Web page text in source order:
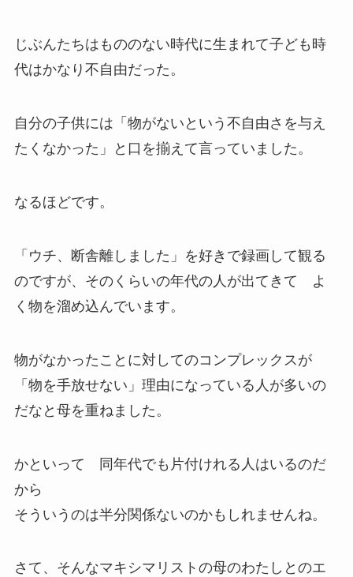
じぶんたちはもののない時代に生まれて子ども時
代はかなり不自由だった。
自分の子供には「物がないという不自由さを与え
たくなかった」と口を揃えて言っていました。
なるほどです。
「ウチ、断舎離しました」を好きで録画して観る
のですが、そのくらいの年代の人が出てきて よ
く物を溜め込んでいます。
物がなかったことに対してのコンプレックスが
「物を手放せない」理由になっている人が多いの
だなと母を重ねました。
かといって 同年代でも片付けれる人はいるのだ
から
そういうのは半分関係ないのかもしれませんね。
さて、そんなマキシマリストの母のわたしとのエ